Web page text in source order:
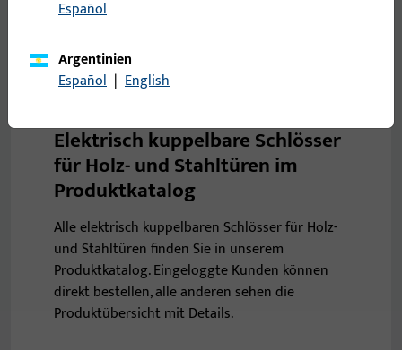
Elektrisch kuppelbare Schlösser
für Holz- und Stahltüren im
Produktkatalog
Alle elektrisch kuppelbaren Schlösser für Holz-
und Stahltüren finden Sie in unserem
Produktkatalog. Eingeloggte Kunden können
direkt bestellen, alle anderen sehen die
Produktübersicht mit Details.
Español
Argentinien
Español | English